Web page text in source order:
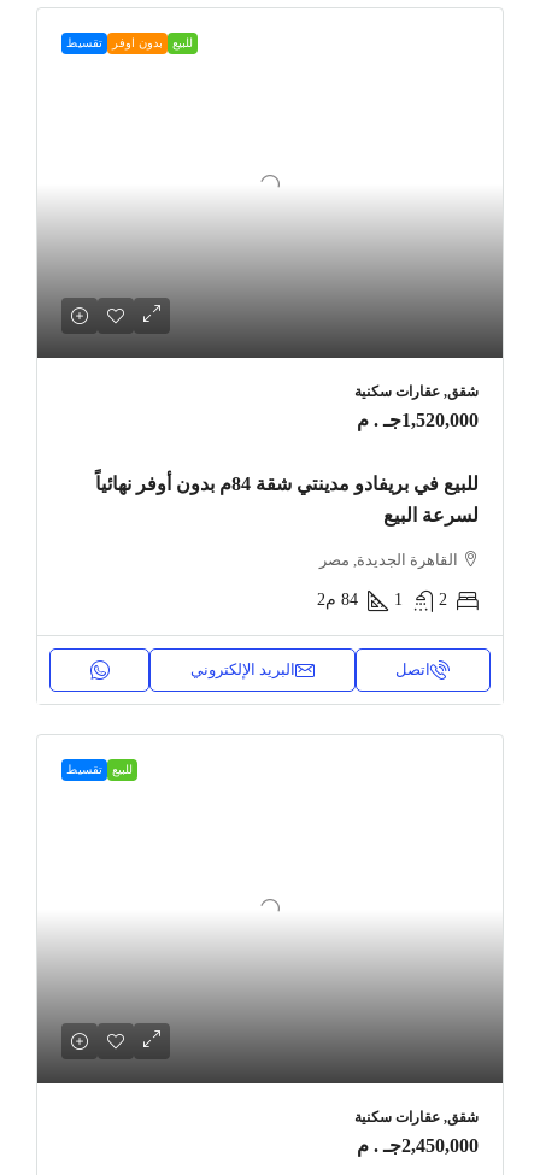
للبيع بدون اوفر تقسيط
شقق, عقارات سكنية
1,520,000جـ . م
للبيع في بريفادو مدينتي شقة 84م بدون أوفر نهائياً
لسرعة البيع
القاهرة الجديدة, مصر
2
1
84 م2
اتصل البريد الإلكتروني
للبيع تقسيط
شقق, عقارات سكنية
2,450,000جـ . م